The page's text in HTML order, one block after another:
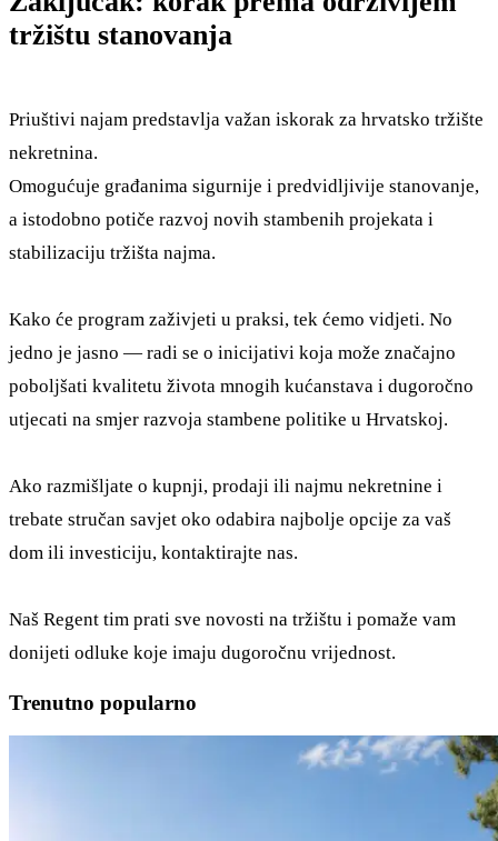
tržištu stanovanja
Priuštivi najam predstavlja važan iskorak za hrvatsko tržište
nekretnina.
Omogućuje građanima sigurnije i predvidljivije stanovanje,
a istodobno potiče razvoj novih stambenih projekata i
stabilizaciju tržišta najma.
Kako će program zaživjeti u praksi, tek ćemo vidjeti. No
jedno je jasno — radi se o inicijativi koja može značajno
poboljšati kvalitetu života mnogih kućanstava i dugoročno
utjecati na smjer razvoja stambene politike u Hrvatskoj.
Ako razmišljate o kupnji, prodaji ili najmu nekretnine i
trebate stručan savjet oko odabira najbolje opcije za vaš
dom ili investiciju, kontaktirajte nas.
Naš Regent tim prati sve novosti na tržištu i pomaže vam
donijeti odluke koje imaju dugoročnu vrijednost.
Trenutno popularno